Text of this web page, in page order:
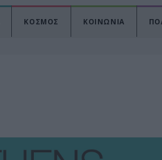
ΚΟΣΜΟΣ ΚΟΙΝΩΝΙΑ